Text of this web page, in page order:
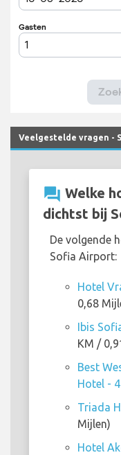
Veelgestelde vragen -
question_answer Welke
dichtst bij
De volgende
Sofia Airport:
Hotel
0,68
Ibis
KM /
Best
Hotel -
Triada
Mijlen)
Hotel